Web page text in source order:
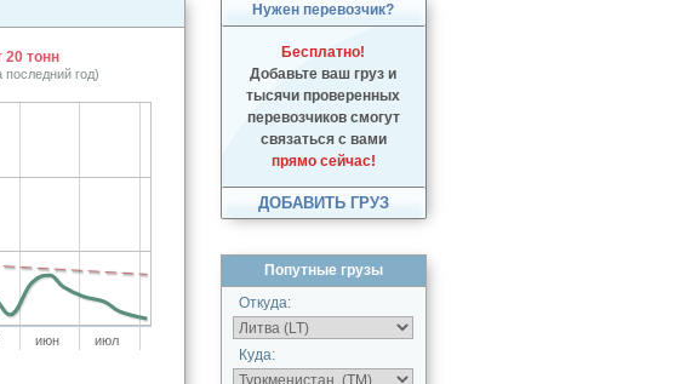
20 тонн
год)
июн июл
Нужен перевозчик?
Бесплатно!
Добавьте ваш груз и
тысячи проверенных
перевозчиков смогут
связаться с вами
прямо сейчас!
ДОБАВИТЬ ГРУЗ
Попутные грузы
Откуда:
Куда: